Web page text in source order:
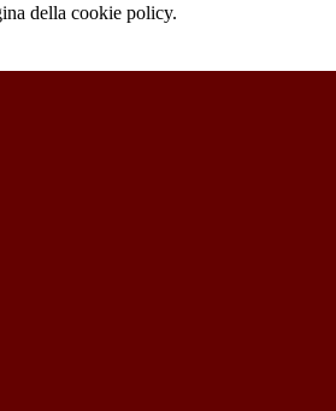
della cookie policy.